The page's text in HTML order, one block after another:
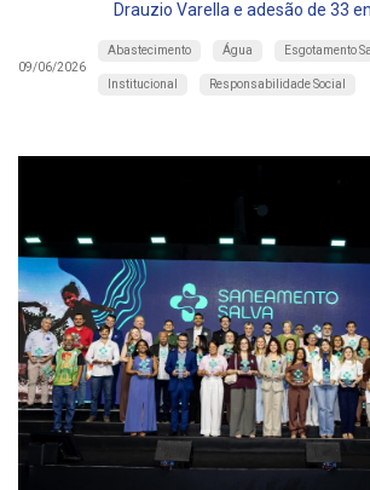
Drauzio Varella e adesão de 33
09/06/2026
Abastecimento Água Esgotamento
Institucional Responsabilidade Social